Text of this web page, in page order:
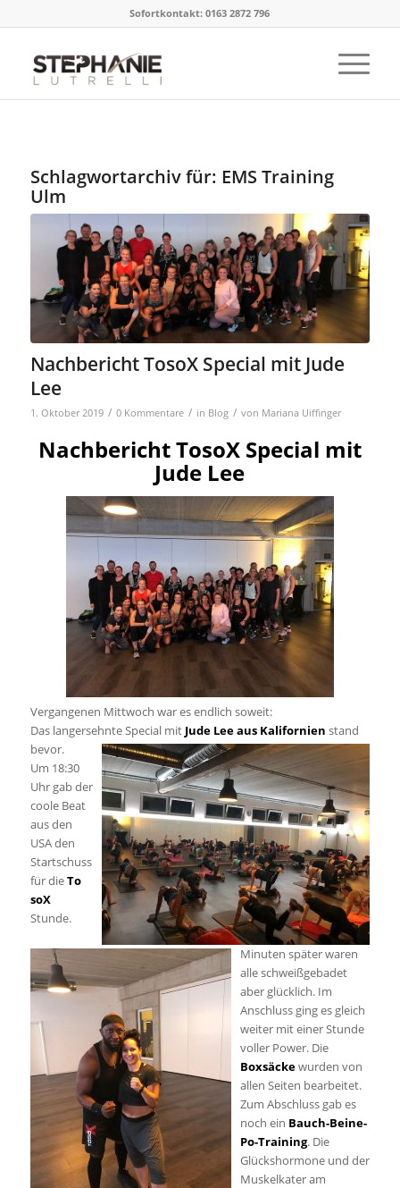
Sofortkontakt: 0163 2872 796
Schlagwortarchiv für: EMS Training
Ulm
Nachbericht TosoX Special mit Jude
Lee
1. Oktober 2019 / 0 Kommentare / in Blog / von Mariana Uiffinger
Nachbericht TosoX Special mit
Jude Lee
Vergangenen Mittwoch war es endlich soweit:
Das langersehnte Special mit Jude Lee aus Kalifornien stand
bevor.
Um 18:30
Uhr gab der
coole Beat
aus den
USA den
Startschuss
für dieTo
soX
Stunde.
Minuten später waren
alle schweißgebadet
aber glücklich. Im
Anschluss ging es gleich
weiter mit einer Stunde
voller Power. Die
Boxsäckewurden von
allen Seiten bearbeitet.
Zum Abschluss gab es
noch ein Bauch-Beine-
Po-Training. Die
Glückshormone und der
Muskelkater am